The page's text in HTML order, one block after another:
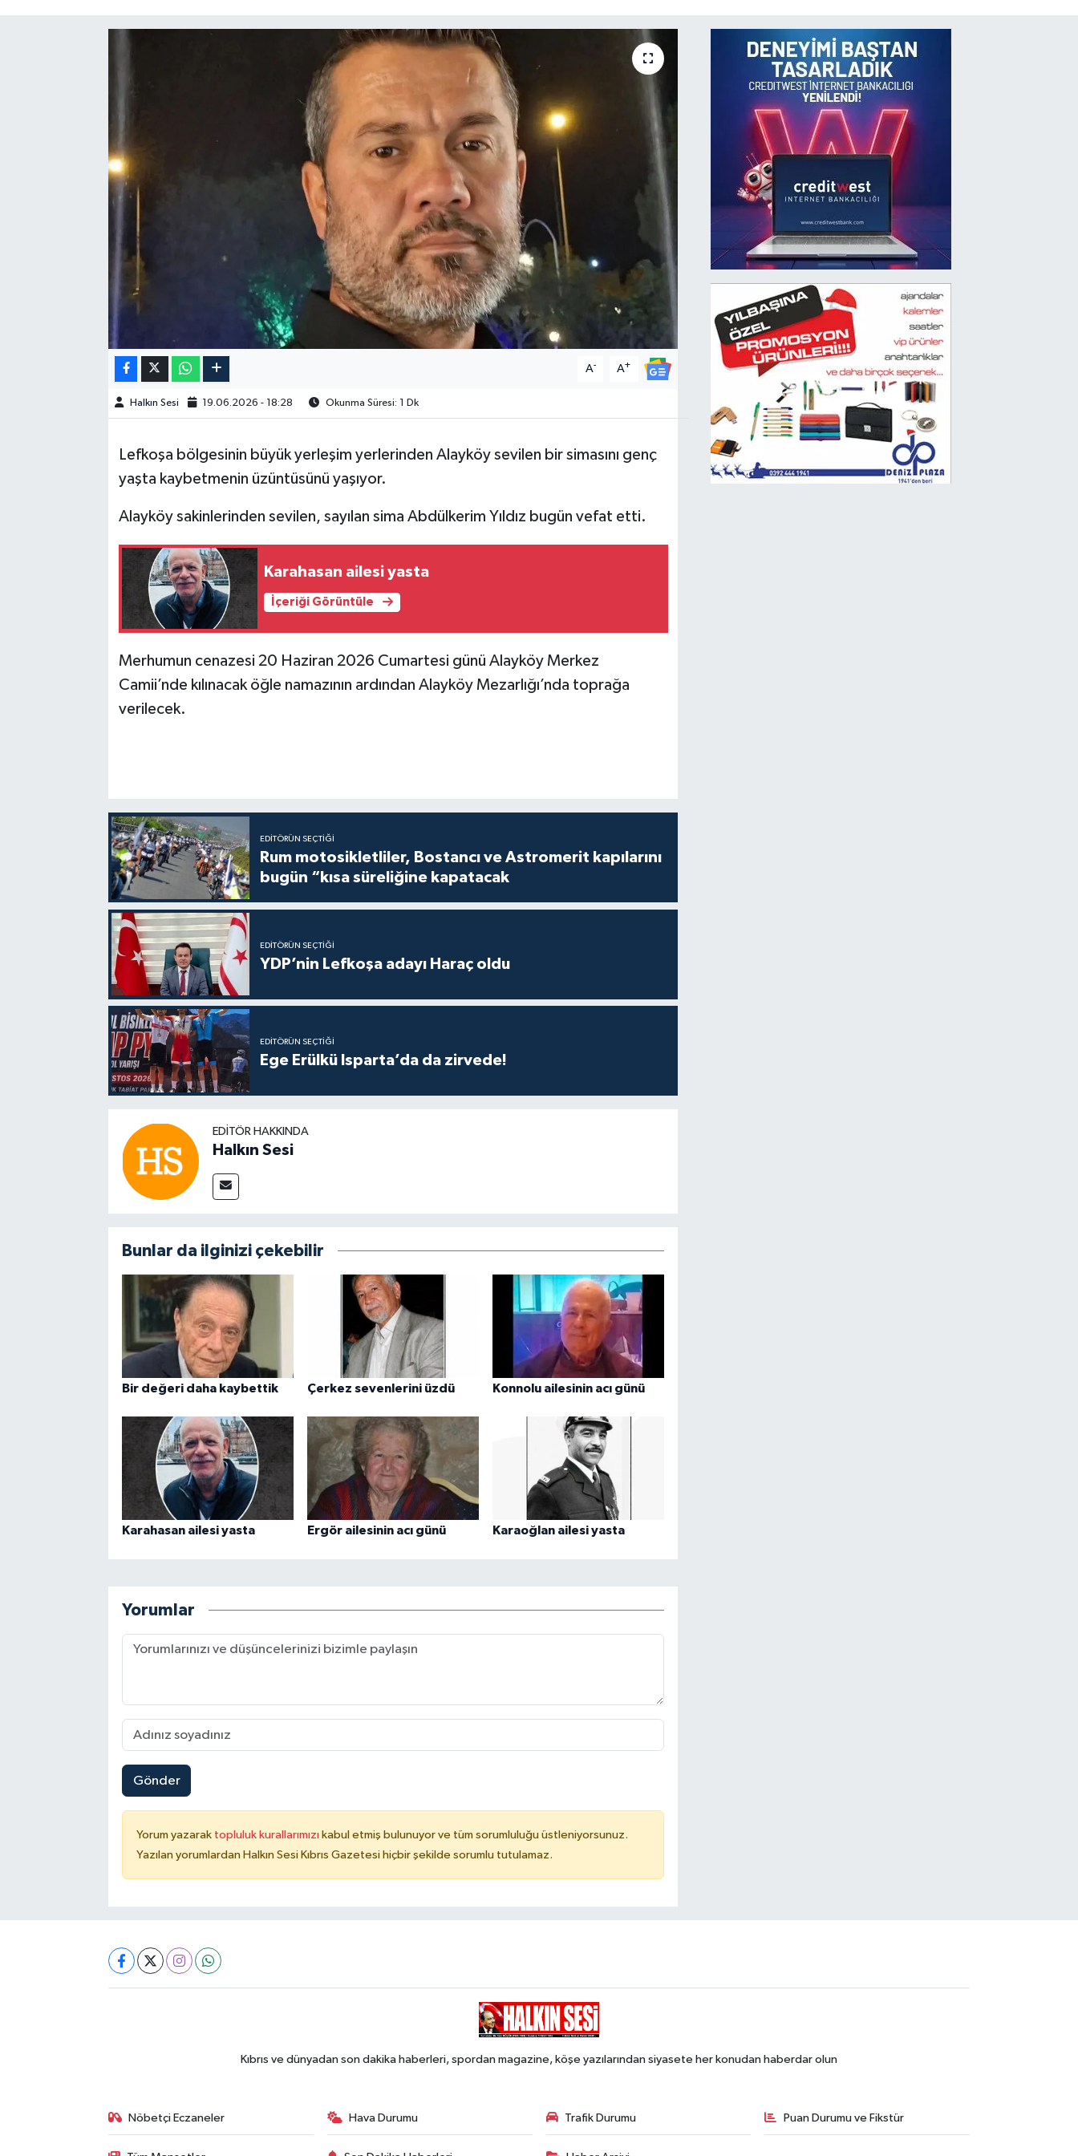
A- A+
Halkın Sesi 19.06.2026 - 18:28 Okunma Süresi: 1 Dk
Lefkoşa bölgesinin büyük yerleşim yerlerinden Alayköy sevilen bir simasını genç
yaşta kaybetmenin üzüntüsünü yaşıyor.
Alayköy sakinlerinden sevilen, sayılan sima Abdülkerim Yıldız bugün vefat etti.
Karahasan ailesi yasta
İçeriği Görüntüle
Merhumun cenazesi 20 Haziran 2026 Cumartesi günü Alayköy Merkez
Camii’nde kılınacak öğle namazının ardından Alayköy Mezarlığı’nda toprağa
verilecek.
EDITÖRÜN SEÇTIĞI
Rum motosikletliler, Bostancı ve Astromerit kapılarını
bugün “kısa süreliğine kapatacak
EDITÖRÜN SEÇTIĞI
YDP’nin Lefkoşa adayı Haraç oldu
EDITÖRÜN SEÇTIĞI
Ege Erülkü Isparta’da da zirvede!
EDITÖR HAKKINDA
Halkın Sesi
Bunlar da ilginizi çekebilir
Bir değeri daha kaybettik Çerkez sevenlerini üzdü Konnolu ailesinin acı günü
Karahasan ailesi yasta Ergör ailesinin acı günü Karaoğlan ailesi yasta
Yorumlar
Gönder
Yorum yazarak topluluk kurallarımızı kabul etmiş bulunuyor ve tüm sorumluluğu üstleniyorsunuz.
Yazılan yorumlardan Halkın Sesi Kıbrıs Gazetesi hiçbir şekilde sorumlu tutulamaz.
Kıbrıs ve dünyadan son dakika haberleri, spordan magazine, köşe yazılarından siyasete her konudan haberdar olun
Nöbetçi Eczaneler Hava Durumu Trafik Durumu Puan Durumu ve Fikstür